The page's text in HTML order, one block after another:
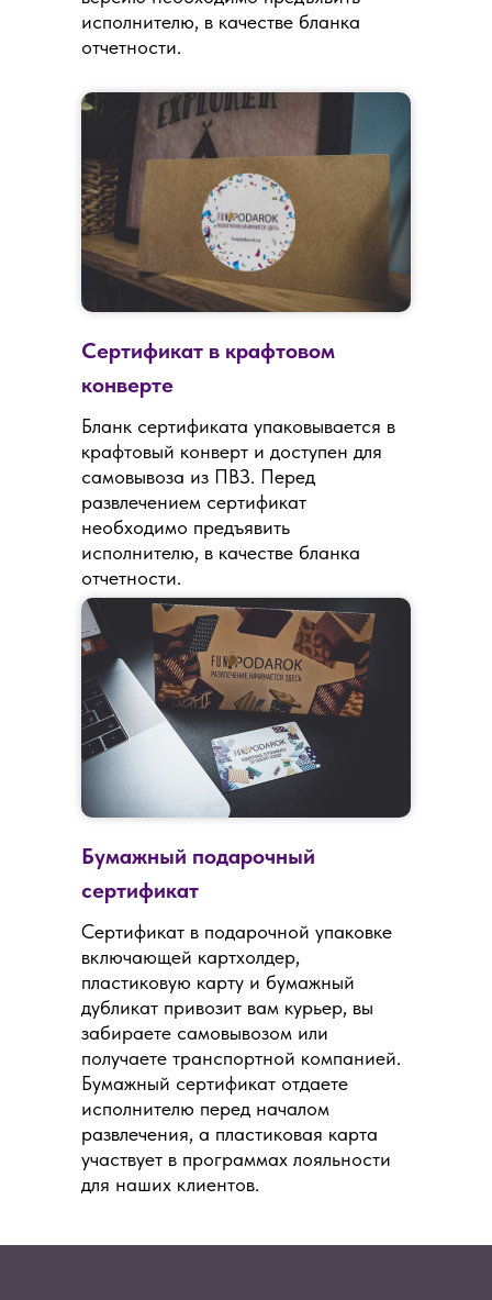
Бумажный подарочный
сертификат
Сертификат в подарочной упаковке
включающей картхолдер,
пластиковую карту и бумажный
дубликат привозит вам курьер, вы
забираете самовывозом или
получаете транспортной компанией.
Бумажный сертификат отдаете
исполнителю перед началом
развлечения, а пластиковая карта
участвует в программах лояльности
для наших клиентов.
исполнителю, в качестве бланка
отчетности.
Сертификат в крафтовом
конверте
Бланк сертификата упаковывается в
крафтовый конверт и доступен для
самовывоза из ПВЗ. Перед
развлечением сертификат
необходимо предъявить
исполнителю, в качестве бланка
отчетности.